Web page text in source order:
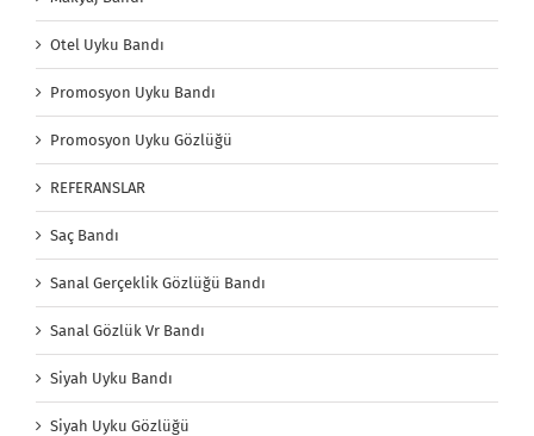
Otel Uyku Bandı
Promosyon Uyku Bandı
Promosyon Uyku Gözlüğü
REFERANSLAR
Saç Bandı
Sanal Gerçeklik Gözlüğü Bandı
Sanal Gözlük Vr Bandı
Siyah Uyku Bandı
Siyah Uyku Gözlüğü